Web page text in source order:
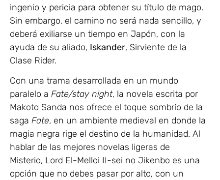
ingenio y pericia para obtener su título de mago.
Sin embargo, el camino no será nada sencillo, y
deberá exiliarse un tiempo en Japón, con la
ayuda de su aliado, Iskander, Sirviente de la
Clase Rider.
Con una trama desarrollada en un mundo
paralelo a Fate/stay night, la novela escrita por
Makoto Sanda nos ofrece el toque sombrío de la
saga Fate, en un ambiente medieval en donde la
magia negra rige el destino de la humanidad. Al
hablar de las mejores novelas ligeras de
Misterio, Lord El-Melloi II-sei no Jikenbo es una
opción que no debes pasar por alto, con un